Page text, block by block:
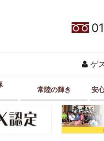
ゲ
常陸の輝き 安